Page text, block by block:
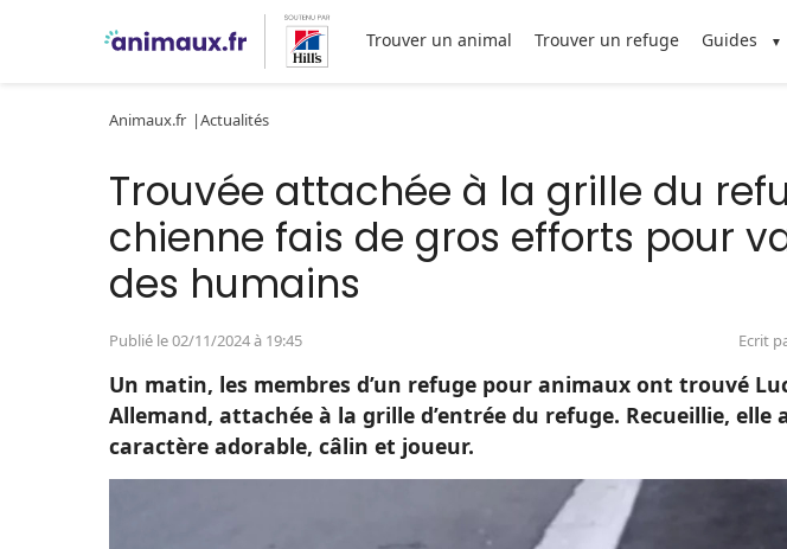
Trouver un animal Trouver un refuge Guides
Animaux.fr Actualités
Trouvée attachée à la grille du
chienne fais de gros efforts pour
des humains
Publié le 02/11/2024 à 19:45 Ecrit
Un matin, les membres d’un refuge pour animaux ont trouvé
Allemand, attachée à la grille d’entrée du refuge. Recueillie,
caractère adorable, câlin et joueur.